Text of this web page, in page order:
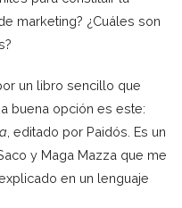
marketing? ¿Cuáles son
un libro sencillo que
buena opción es este:
, editado por Paidós. Es un
y Maga Mazza que me
en un lenguaje